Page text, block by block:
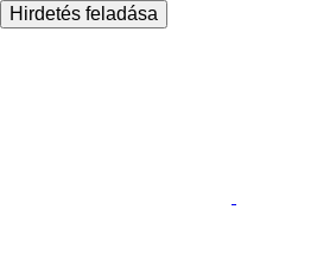
Hirdetés feladása